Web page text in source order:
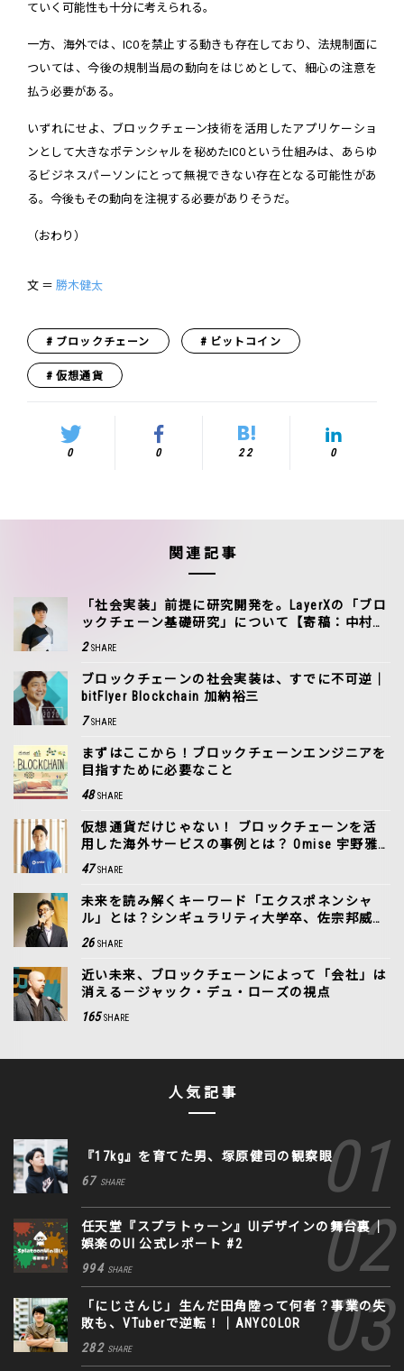
ていく可能性も十分に考えられる。
一方、海外では、ICOを禁止する動きも存在しており、法規制面に
ついては、今後の規制当局の動向をはじめとして、細心の注意を
払う必要がある。
いずれにせよ、ブロックチェーン技術を活用したアプリケーショ
ンとして大きなポテンシャルを秘めたICOという仕組みは、あらゆ
るビジネスパーソンにとって無視できない存在となる可能性があ
る。今後もその動向を注視する必要がありそうだ。
（おわり）
文 ＝ 勝木健太
ブロックチェーン ビットコイン
仮想通貨
0 0 22 0
関連記事
「社会実装」前提に研究開発を。LayerXの「ブロ
ックチェーン基礎研究」について【寄稿：中村龍
矢】
2 SHARE
ブロックチェーンの社会実装は、すでに不可逆｜
bitFlyer Blockchain 加納裕三
7 SHARE
まずはここから！ブロックチェーンエンジニアを
目指すために必要なこと
48 SHARE
仮想通貨だけじゃない！ ブロックチェーンを活
用した海外サービスの事例とは？ Omise 宇野雅
晴
47 SHARE
未来を読み解くキーワード「エクスポネンシャ
ル」とは？シンギュラリティ大学卒、佐宗邦威氏
の講演を受けて
26 SHARE
近い未来、ブロックチェーンによって「会社」は
消える－ジャック・デュ・ローズの視点
165 SHARE
人気記事
『17kg』を育てた男、塚原健司の観察眼
67 SHARE
任天堂『スプラトゥーン』UIデザインの舞台裏｜
娯楽のUI 公式レポート #2
994 SHARE
「にじさんじ」生んだ田角陸って何者？事業の失
敗も、VTuberで逆転！｜ANYCOLOR
282 SHARE